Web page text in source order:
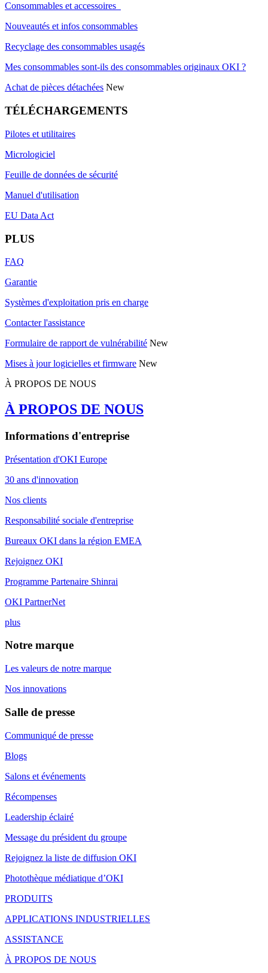
Consommables et accessoires
Nouveautés et infos consommables
Recyclage des consommables usagés
Mes consommables sont-ils des consommables originaux OKI ?
Achat de pièces détachées New
TÉLÉCHARGEMENTS
Pilotes et utilitaires
Micrologiciel
Feuille de données de sécurité
Manuel d'utilisation
EU Data Act
PLUS
FAQ
Garantie
Systèmes d'exploitation pris en charge
Contacter l'assistance
Formulaire de rapport de vulnérabilité New
Mises à jour logicielles et firmware New
À PROPOS DE NOUS
À PROPOS DE NOUS
Informations d'entreprise
Présentation d'OKI Europe
30 ans d'innovation
Nos clients
Responsabilité sociale d'entreprise
Bureaux OKI dans la région EMEA
Rejoignez OKI
Programme Partenaire Shinrai
OKI PartnerNet
plus
Notre marque
Les valeurs de notre marque
Nos innovations
Salle de presse
Communiqué de presse
Blogs
Salons et événements
Récompenses
Leadership éclairé
Message du président du groupe
Rejoignez la liste de diffusion OKI
Photothèque médiatique d’OKI
PRODUITS
APPLICATIONS INDUSTRIELLES
ASSISTANCE
À PROPOS DE NOUS